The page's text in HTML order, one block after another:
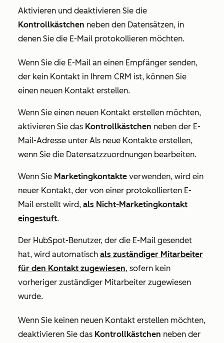
Aktivieren und deaktivieren Sie die
Kontrollkästchen neben den Datensätzen, in
denen Sie die E-Mail protokollieren möchten.
Wenn Sie die E-Mail an einen Empfänger senden,
der kein Kontakt in Ihrem CRM ist, können Sie
einen neuen Kontakt erstellen.
Wenn Sie einen neuen Kontakt erstellen möchten,
aktivieren Sie das Kontrollkästchen neben der E-
Mail-Adresse unter Als neue Kontakte erstellen,
wenn Sie die Datensatzzuordnungen bearbeiten.
Wenn Sie Marketingkontakte verwenden, wird ein
neuer Kontakt, der von einer protokollierten E-
Mail erstellt wird, als Nicht-Marketingkontakt
eingestuft.
Der HubSpot-Benutzer, der die E-Mail gesendet
hat, wird automatisch als zuständiger Mitarbeiter
für den Kontakt zugewiesen, sofern kein
vorheriger zuständiger Mitarbeiter zugewiesen
wurde.
Wenn Sie keinen neuen Kontakt erstellen möchten,
deaktivieren Sie das Kontrollkästchen neben der